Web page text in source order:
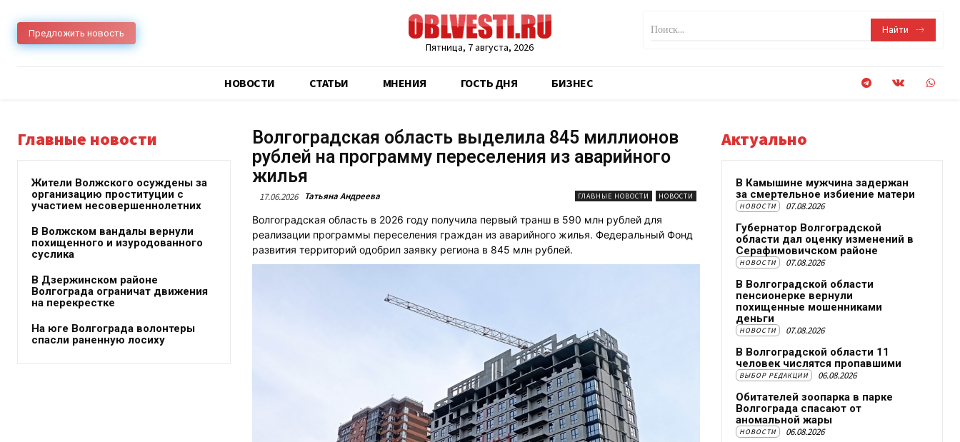
Предложить новость
Пятница, 7 августа, 2026
Поиск... Найти
НОВОСТИ CТАТЬИ МНЕНИЯ ГОСТЬ ДНЯ БИЗНЕС
Главные новости
Жители Волжского осуждены за
организацию проституции с
участием несовершеннолетних
В Волжском вандалы вернули
похищенного и изуродованного
суслика
В Дзержинском районе
Волгограда ограничат движения
на перекрестке
На юге Волгограда волонтеры
спасли раненную лосиху
Волгоградская область выделила 845 миллионов
рублей на программу переселения из аварийного
жилья
17.06.2026 Татьяна Андреева ГЛАВНЫЕ НОВОСТИ НОВОСТИ
Волгоградская область в 2026 году получила первый транш в 590 млн рублей для
реализации программы переселения граждан из аварийного жилья. Федеральный Фонд
развития территорий одобрил заявку региона в 845 млн рублей.
Актуально
В Камышине мужчина задержан
за смертельное избиение матери
НОВОСТИ 07.08.2026
Губернатор Волгоградской
области дал оценку изменений в
Серафимовичском районе
НОВОСТИ 07.08.2026
В Волгоградской области
пенсионерке вернули
похищенные мошенниками
деньги
НОВОСТИ 07.08.2026
В Волгоградской области 11
человек числятся пропавшими
ВЫБОР РЕДАКЦИИ 06.08.2026
Обитателей зоопарка в парке
Волгограда спасают от
аномальной жары
НОВОСТИ 06.08.2026